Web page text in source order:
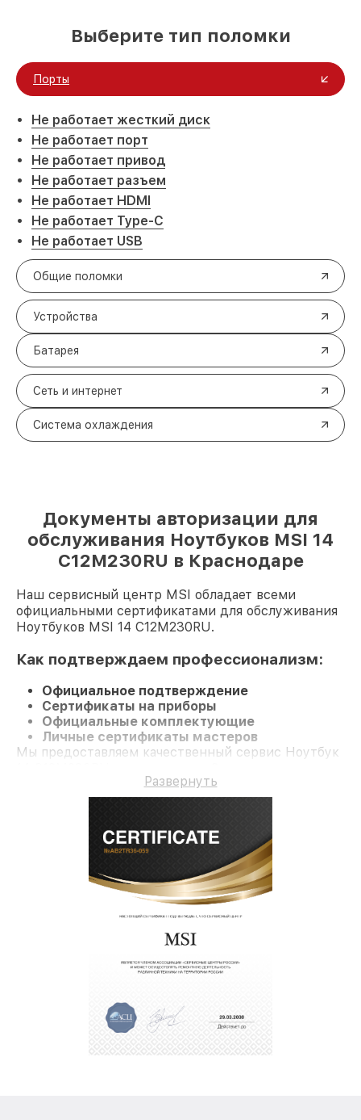
Выберите тип поломки
Порты
Не работает жесткий диск
Не работает порт
Не работает привод
Не работает разъем
Не работает HDMI
Не работает Type-C
Не работает USB
Общие поломки
Устройства
Батарея
Сеть и интернет
Система охлаждения
Документы авторизации для
обслуживания Ноутбуков MSI 14
C12M230RU в Краснодаре
Наш сервисный центр MSI обладает всеми
официальными сертификатами для обслуживания
Ноутбуков MSI 14 C12M230RU.
Как подтверждаем профессионализм:
Официальное подтверждение
Сертификаты на приборы
Официальные комплектующие
Личные сертификаты мастеров
Мы предоставляем качественный сервис Ноутбук
Развернуть